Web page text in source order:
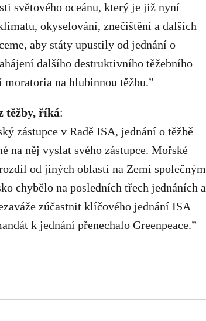
světového oceánu, který je již nyní
okyselování, znečištění a dalších
aby státy upustily od jednání o
dalšího destruktivního těžebního
na hlubinnou těžbu.”
těžby, říká:
zástupce v Radě ISA, jednání o těžbě
na něj vyslat svého zástupce. Mořské
od jiných oblastí na Zemi společným
chybělo na posledních třech jednáních a
zúčastnit klíčového jednání ISA
k jednání přenechalo Greenpeace.”